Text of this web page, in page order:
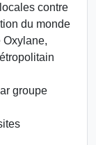
contre
du monde
Oxylane,
groupe